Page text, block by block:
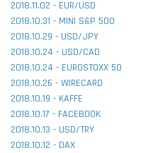
2018.11.02 - EUR/USD
2018.10.31 - MINI S&P 500
2018.10.29 - USD/JPY
2018.10.24 - USD/CAD
2018.10.24 - EUROSTOXX 50
2018.10.26 - WIRECARD
2018.10.19 - KAFFE
2018.10.17 - FACEBOOK
2018.10.13 - USD/TRY
2018.10.12 - DAX